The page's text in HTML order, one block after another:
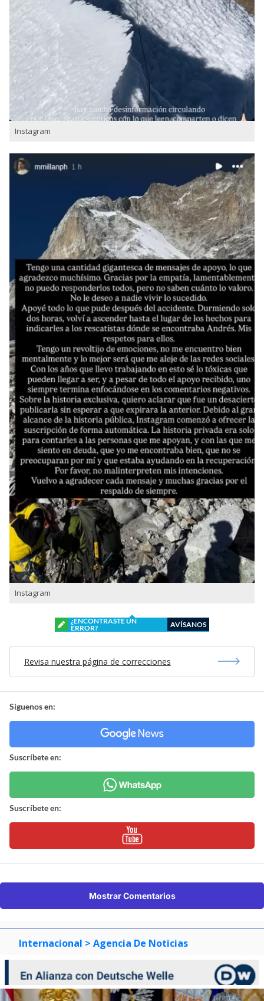
Instagram
Instagram
¿ENCONTRASTE UN
ERROR?
AVÍSANOS
Revisa nuestra página de correcciones
Síguenos en:
Suscríbete en:
Suscríbete en:
Mostrar Comentarios
Internacional > Agencia De Noticias